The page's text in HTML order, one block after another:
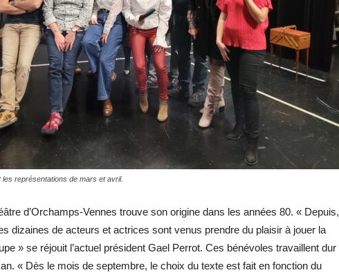
Hebdo25
représentations de mars et avril.
d’Orchamps-Vennes trouve son origine dans les années 80. « Depuis,
dizaines de acteurs et actrices sont venus prendre du plaisir à jouer la
» se réjouit l’actuel président Gael Perrot. Ces bénévoles travaillent dur
« Dès le mois de septembre, le choix du texte est fait en fonction du